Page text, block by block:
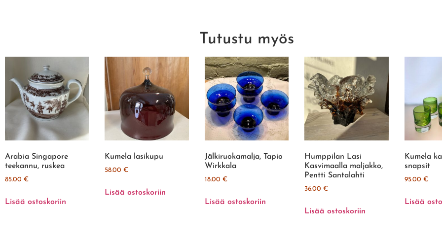
Tutustu myös
Arabia Singapore
teekannu, ruskea
85.00 €
Lisää ostoskoriin
Kumela lasikupu
58.00€
Lisää ostoskoriin
Jälkiruokamalja, Tapio
Wirkkala
18.00 €
Lisää ostoskoriin
Humppilan Lasi
Kasvimaalla maljakko,
Pentti Santalahti
36.00€
Lisää ostoskoriin
Kumela
snapsit
95.00 €
Lisää